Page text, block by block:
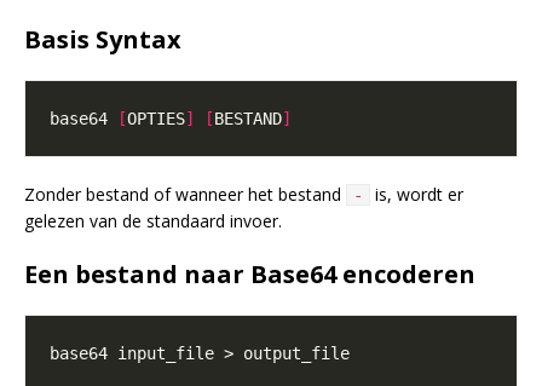
Basis Syntax
base64 [OPTIES] [BESTAND]
Zonder bestand of wanneer het bestand -
is, wordt er
gelezen van de standaard invoer.
Een bestand naar Base64 encoderen